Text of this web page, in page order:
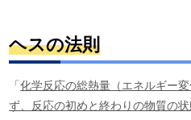
ヘスの法則
「化学反応の総熱量（エネルギー
ず、反応の初めと終わりの物質の